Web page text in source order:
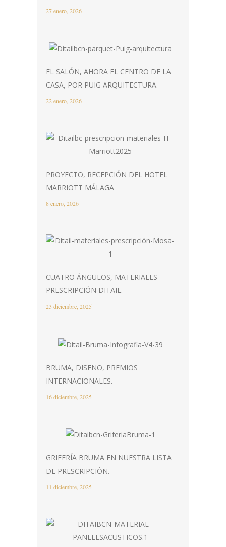
27 enero, 2026
EL SALÓN, AHORA EL CENTRO DE LA
CASA, POR PUIG ARQUITECTURA.
22 enero, 2026
PROYECTO, RECEPCIÓN DEL HOTEL
MARRIOTT MÁLAGA
8 enero, 2026
CUATRO ÁNGULOS, MATERIALES
PRESCRIPCIÓN DITAIL.
23 diciembre, 2025
BRUMA, DISEÑO, PREMIOS
INTERNACIONALES.
16 diciembre, 2025
GRIFERÍA BRUMA EN NUESTRA LISTA
DE PRESCRIPCIÓN.
11 diciembre, 2025